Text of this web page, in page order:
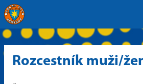
Rozcestník muži/